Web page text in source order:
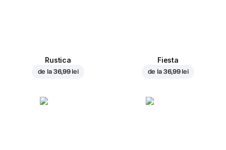
Rustica
de la 36,99 lei
Fiesta
de la 36,99 lei